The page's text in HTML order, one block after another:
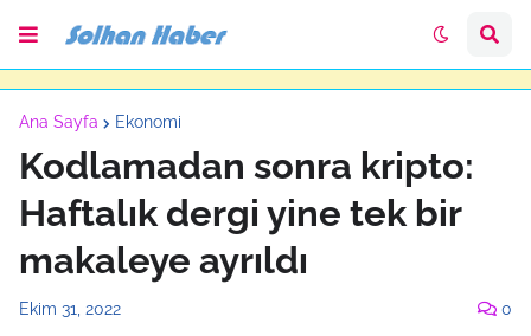
Ana Sayfa Ekonomi
Kodlamadan sonra kripto:
Haftalık dergi yine tek bir
makaleye ayrıldı
Ekim 31, 2022 0